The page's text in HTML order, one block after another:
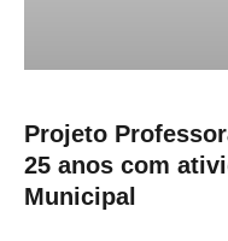
Projeto
25 anos com
Municipal